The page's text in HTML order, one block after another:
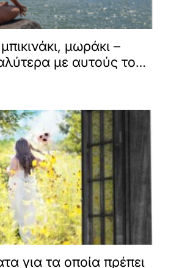
μωράκι –
με αυτούς τους
για τα οποία πρέπει